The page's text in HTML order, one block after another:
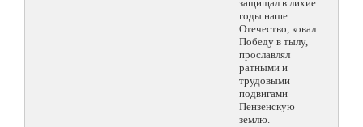
защищал в лихие
годы наше
Отечество, ковал
Победу в тылу,
прославлял
ратными и
трудовыми
подвигами
Пензенскую
землю.